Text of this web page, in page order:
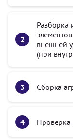
Разборка
внешней
(при
Сборка
Проверка